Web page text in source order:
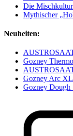
Die
Mythischer
Neuheiten:
Gozney
Gozney Arc
Gozney Dough